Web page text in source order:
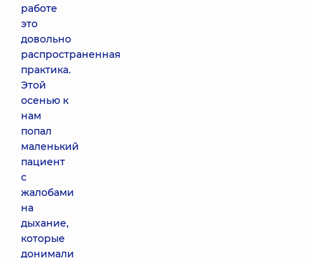
работе
это
довольно
распространенная
практика.
Этой
осенью к
нам
попал
маленький
пациент
с
жалобами
на
дыхание,
которые
донимали